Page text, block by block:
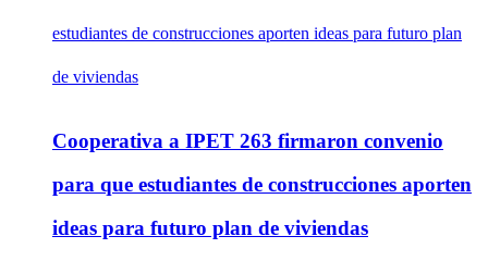
Cooperativa a IPET 263 firmaron convenio
para que estudiantes de construcciones aporten
ideas para futuro plan de viviendas